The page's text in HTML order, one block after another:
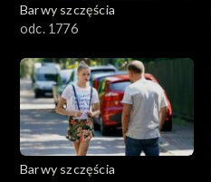
Barwy szczęścia
odc. 1776
Barwy szczęścia